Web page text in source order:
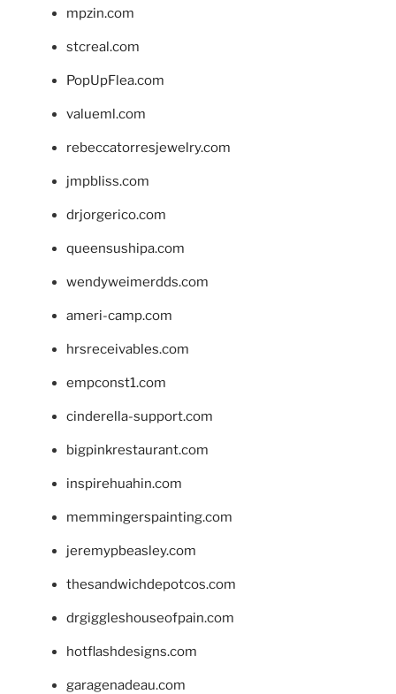
mpzin.com
stcreal.com
PopUpFlea.com
valueml.com
rebeccatorresjewelry.com
jmpbliss.com
drjorgerico.com
queensushipa.com
wendyweimerdds.com
ameri-camp.com
hrsreceivables.com
empconst1.com
cinderella-support.com
bigpinkrestaurant.com
inspirehuahin.com
memmingerspainting.com
jeremypbeasley.com
thesandwichdepotcos.com
drgiggleshouseofpain.com
hotflashdesigns.com
garagenadeau.com